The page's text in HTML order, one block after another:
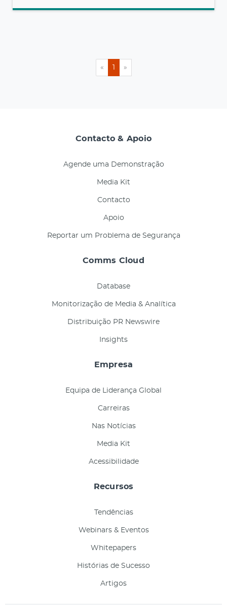
« »
Contacto & Apoio
Agende uma Demonstração
Media Kit
Contacto
Apoio
Reportar um Problema de Segurança
Comms Cloud
Database
Monitorização de Media & Analítica
Distribuição PR Newswire
Insights
Empresa
Equipa de Liderança Global
Carreiras
Nas Notícias
Media Kit
Acessibilidade
Recursos
Tendências
Webinars & Eventos
Whitepapers
Histórias de Sucesso
Artigos